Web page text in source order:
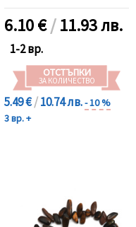
6.10€/11.93 лв.
1-2 вр.
ОТСТЪПКИ
ЗА КОЛИЧЕСТВО
5.49 €/10.74 лв.- 10 %
3 вр. +